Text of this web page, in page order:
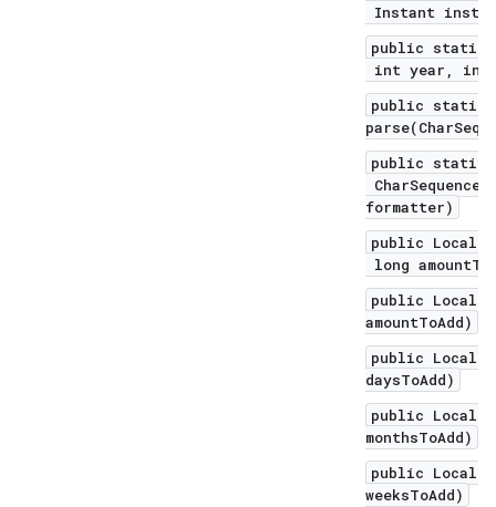
Instant
public static
int year, int
public static
public static
formatter)
public
long
public
amountToAdd)
public
daysToAdd)
public
monthsToAdd)
public
weeksToAdd)